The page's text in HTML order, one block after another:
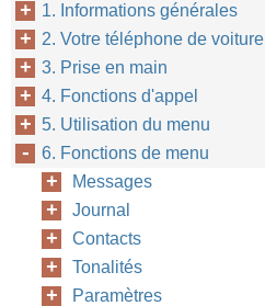
1. Informations générales
2. Votre téléphone de voiture
3. Prise en main
4. Fonctions d'appel
5. Utilisation du menu
6. Fonctions de menu
Messages
Journal
Contacts
Tonalités
Paramètres